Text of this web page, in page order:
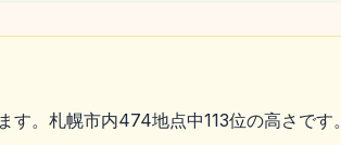
。札幌市内474地点中113位の高さです。